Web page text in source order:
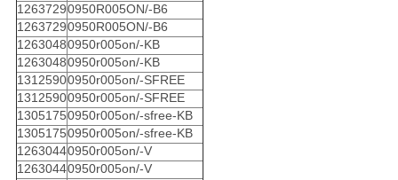
12637290950R005ON/-B6
12637290950R005ON/-B6
12630480950r005on/-KB
12630480950r005on/-KB
13125900950r005on/-SFREE
13125900950r005on/-SFREE
13051750950r005on/-sfree-KB
13051750950r005on/-sfree-KB
12630440950r005on/-V
12630440950r005on/-V